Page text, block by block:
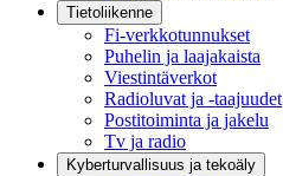
Tietoliikenne
Fi-verkkotunnukset
Puhelin ja laajakaista
Viestintäverkot
Radioluvat ja -taajuudet
Postitoiminta ja jakelu
Tv ja radio
Kyberturvallisuus ja tekoäly